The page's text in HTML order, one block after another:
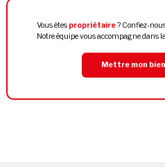
Vous êtes propriétaire? Confiez-
Notre équipe vous accompagne dans
Mettre mon